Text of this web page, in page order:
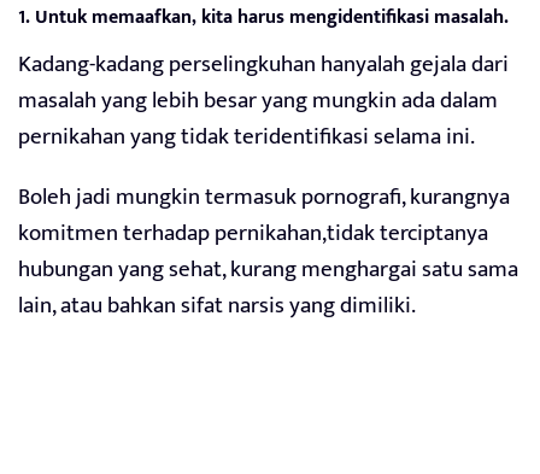
1. Untuk memaafkan, kita harus mengidentifikasi masalah.
Kadang-kadang perselingkuhan hanyalah gejala dari
masalah yang lebih besar yang mungkin ada dalam
pernikahan yang tidak teridentifikasi selama ini.
Boleh jadi mungkin termasuk pornografi, kurangnya
komitmen terhadap pernikahan,tidak terciptanya
hubungan yang sehat, kurang menghargai satu sama
lain, atau bahkan sifat narsis yang dimiliki.